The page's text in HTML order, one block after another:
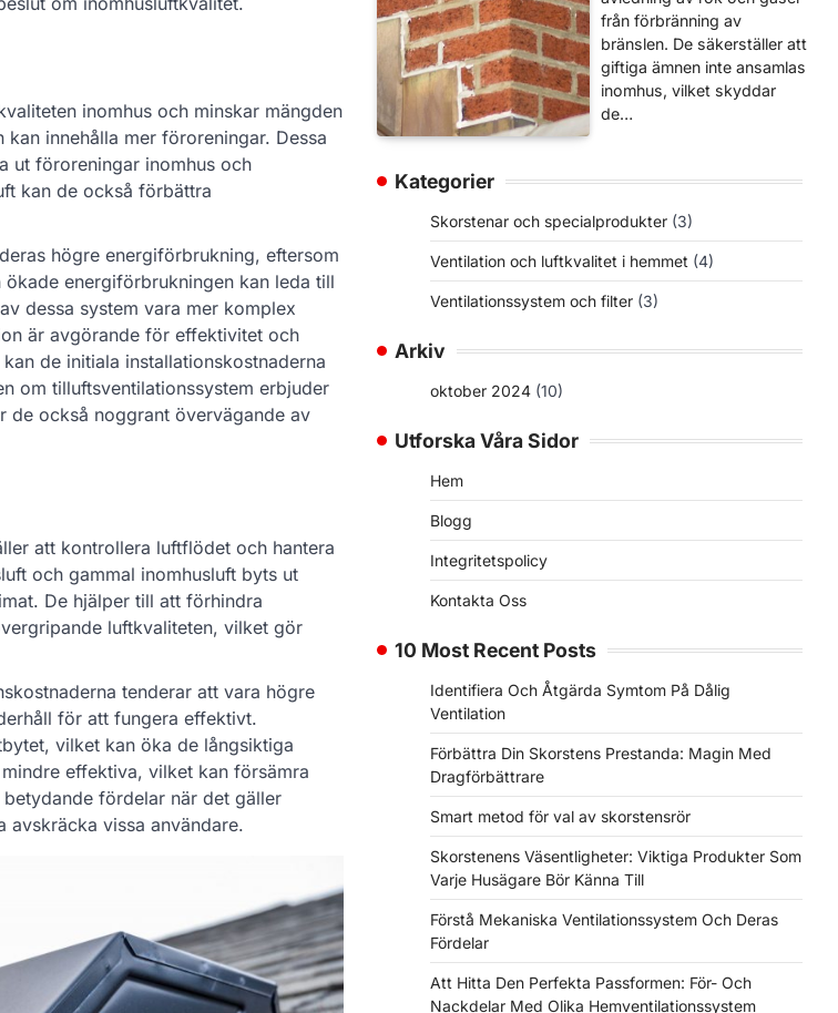
inomhus och minskar mängden
innehålla mer föroreningar. Dessa
ut föroreningar inomhus och
kan de också förbättra
högre energiförbrukning, eftersom
energiförbrukningen kan leda till
dessa system vara mer komplex
är avgörande för effektivitet och
de initiala installationskostnaderna
om tilluftsventilationssystem erbjuder
de också noggrant övervägande av
att kontrollera luftflödet och hantera
och gammal inomhusluft byts ut
De hjälper till att förhindra
luftkvaliteten, vilket gör
tenderar att vara högre
för att fungera effektivt.
vilket kan öka de långsiktiga
effektiva, vilket kan försämra
fördelar när det gäller
avskräcka vissa användare.
från förbränning av
bränslen. De säkerställer att
giftiga ämnen inte ansamlas
inomhus, vilket skyddar
de…
Kategorier
Skorstenar och specialprodukter (3)
Ventilation och luftkvalitet i hemmet (4)
Ventilationssystem och filter (3)
Arkiv
oktober 2024 (10)
Utforska Våra Sidor
Hem
Blogg
Integritetspolicy
Kontakta Oss
10 Most Recent Posts
Identifiera Och Åtgärda Symtom På Dålig
Ventilation
Förbättra Din Skorstens Prestanda: Magin Med
Dragförbättrare
Smart metod för val av skorstensrör
Skorstenens Väsentligheter: Viktiga Produkter Som
Varje Husägare Bör Känna Till
Förstå Mekaniska Ventilationssystem Och Deras
Fördelar
Att Hitta Den Perfekta Passformen: För- Och
Nackdelar Med Olika Hemventilationssystem